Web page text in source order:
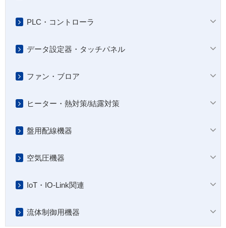
PLC・コントローラ
データ設定器・タッチパネル
ファン・ブロア
ヒーター・熱対策/結露対策
盤用配線機器
空気圧機器
IoT・IO-Link関連
流体制御用機器